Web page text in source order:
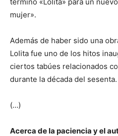
mujer».
Además de haber sido una
Lolita fue uno de los hitos
ciertos tabúes relacionados
durante la década del sesenta.
(…)
Acerca de la paciencia y el